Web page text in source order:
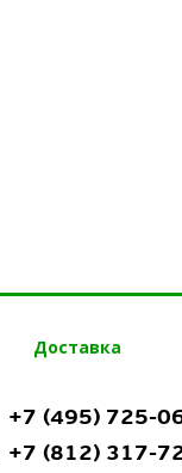
Доставка
+7 (495) 725-
+7 (812) 317-